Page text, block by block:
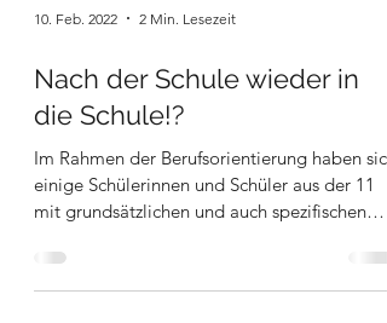
10. Feb. 2022 2 Min. Lesezeit
Nach der Schule wieder in
die Schule!?
Im Rahmen der Berufsorientierung haben sich
einige Schülerinnen und Schüler aus der 11